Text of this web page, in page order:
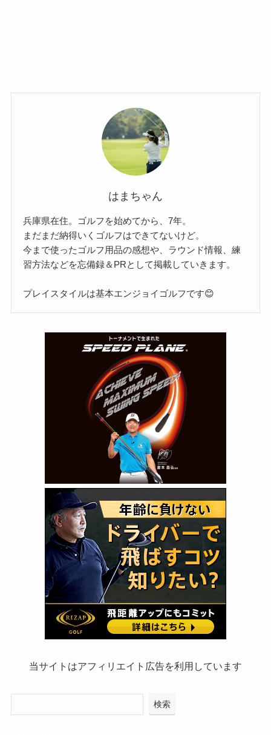
はまちゃん
兵庫県在住。ゴルフを始めてから、7年。
まだまだ納得いくゴルフはできてないけど。
今まで使ったゴルフ用品の感想や、ラウンド情報、練
習方法などを忘備録＆PRとして掲載していきます。
プレイスタイルは基本エンジョイゴルフです😊
当サイトはアフィリエイト広告を利用しています
検索